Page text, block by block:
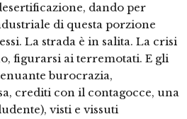
dando per
di questa porzione
La strada è in salita. La crisi
figurarsi ai terremotati. E gli
burocrazia,
crediti con il contagocce, una
visti e vissuti